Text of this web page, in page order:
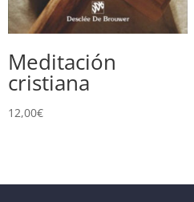
Meditación
cristiana
12,00€